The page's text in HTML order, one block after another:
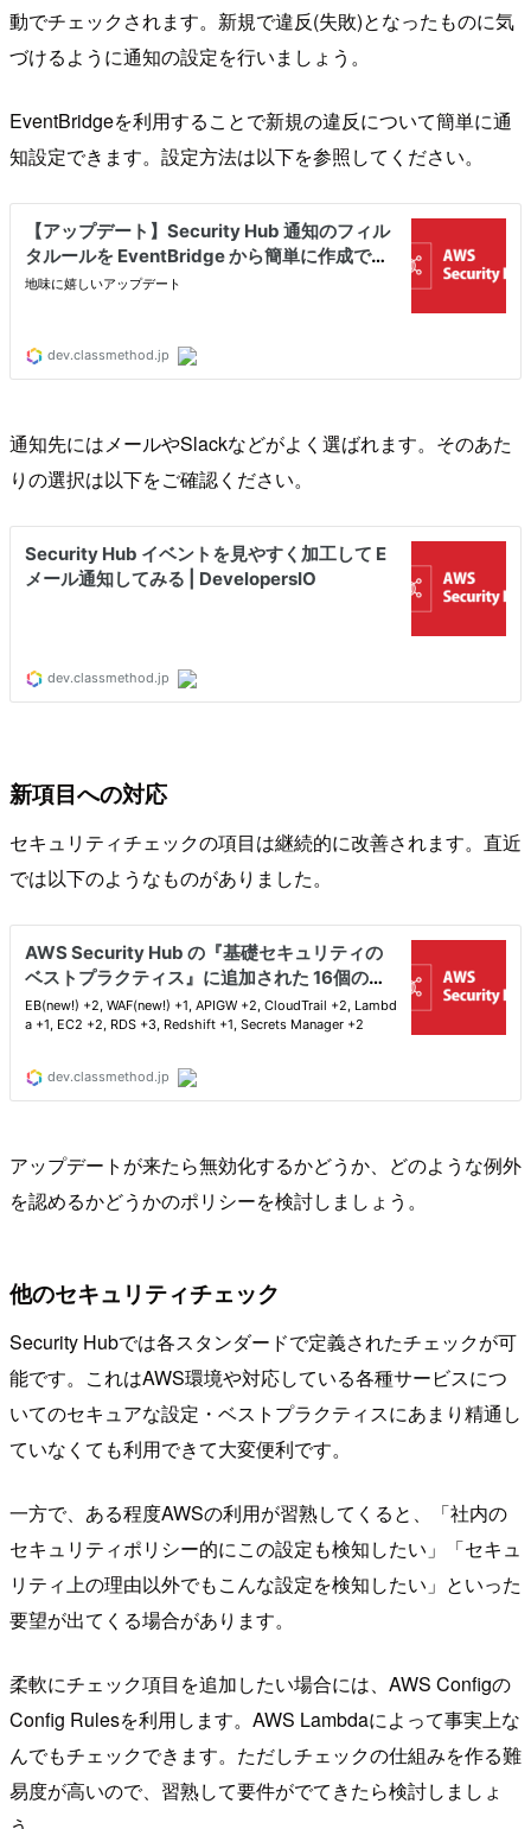
動でチェックされます。新規で違反(失敗)となったものに気
づけるように通知の設定を行いましょう。
EventBridgeを利用することで新規の違反について簡単に通
知設定できます。設定方法は以下を参照してください。
通知先にはメールやSlackなどがよく選ばれます。そのあた
りの選択は以下をご確認ください。
新項目への対応
セキュリティチェックの項目は継続的に改善されます。直近
では以下のようなものがありました。
アップデートが来たら無効化するかどうか、どのような例外
を認めるかどうかのポリシーを検討しましょう。
他のセキュリティチェック
Security Hubでは各スタンダードで定義されたチェックが可
能です。これはAWS環境や対応している各種サービスにつ
いてのセキュアな設定・ベストプラクティスにあまり精通し
ていなくても利用できて大変便利です。
一方で、ある程度AWSの利用が習熟してくると、「社内の
セキュリティポリシー的にこの設定も検知したい」「セキュ
リティ上の理由以外でもこんな設定を検知したい」といった
要望が出てくる場合があります。
柔軟にチェック項目を追加したい場合には、AWS Configの
Config Rulesを利用します。AWS Lambdaによって事実上な
んでもチェックできます。ただしチェックの仕組みを作る難
易度が高いので、習熟して要件がでてきたら検討しましょ